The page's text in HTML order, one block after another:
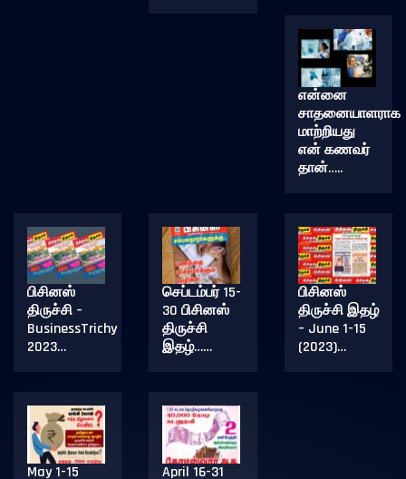
என்னை
சாதனையாளராக
மாற்றியது
என் கணவர்
தான்…..
பிசினஸ்
திருச்சி –
BusinessTrichy
2023…
செப்டம்பர் 15-
30 பிசினஸ்
திருச்சி
இதழ்……
பிசினஸ்
திருச்சி இதழ்
– June 1-15
(2023)…
May 1-15
April 16-31